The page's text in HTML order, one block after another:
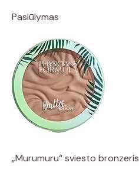
Pasiūlymas
„Murumuru“ sviesto bronzeris